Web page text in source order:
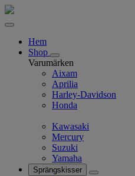
Hem
Shop
Varumärken
Aixam
Aprilia
Harley-Davidson
Honda
Kawasaki
Mercury
Suzuki
Yamaha
Sprängskisser